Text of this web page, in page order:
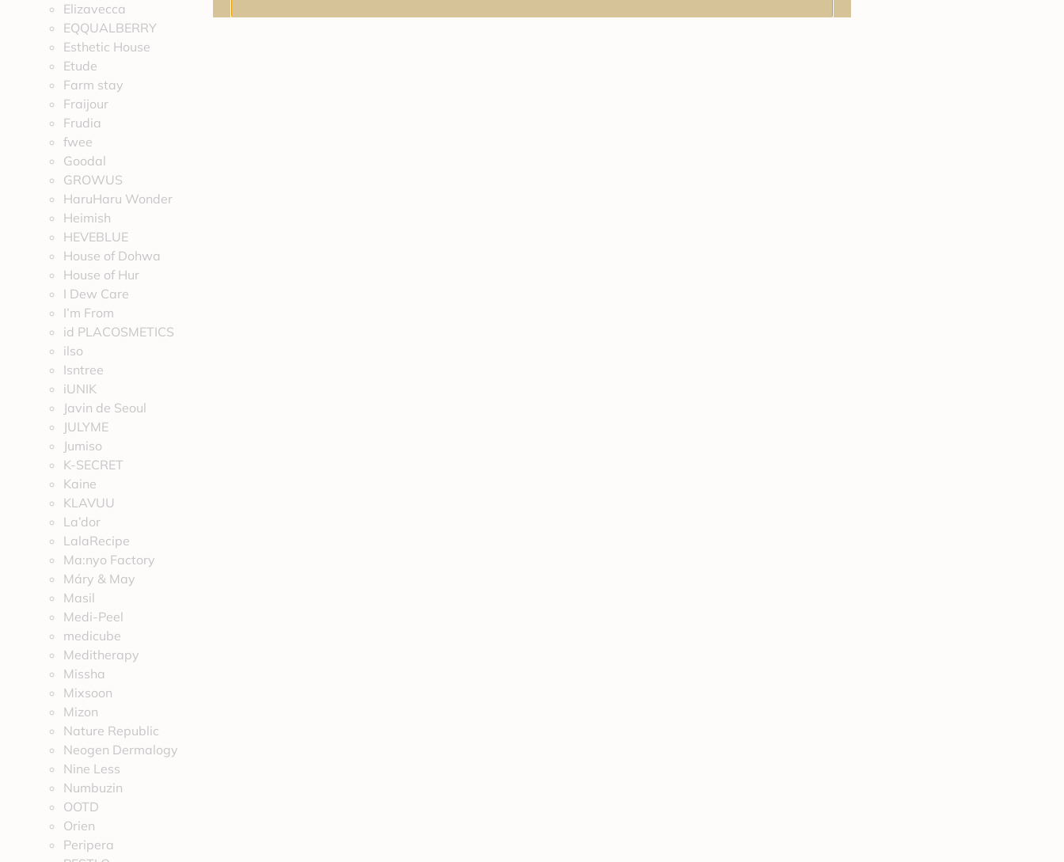
Elizavecca
EQQUALBERRY
Esthetic House
Etude
Farm stay
Fraijour
Frudia
fwee
Goodal
GROWUS
HaruHaru Wonder
Heimish
HEVEBLUE
House of Dohwa
House of Hur
I Dew Care
I’m From
id PLACOSMETICS
ilso
Isntree
iUNIK
Javin de Seoul
JULYME
Jumiso
K-SECRET
Kaine
KLAVUU
La’dor
LalaRecipe
Ma:nyo Factory
Máry & May
Masil
Medi-Peel
medicube
Meditherapy
Missha
Mixsoon
Mizon
Nature Republic
Neogen Dermalogy
Nine Less
Numbuzin
OOTD
Orien
Peripera